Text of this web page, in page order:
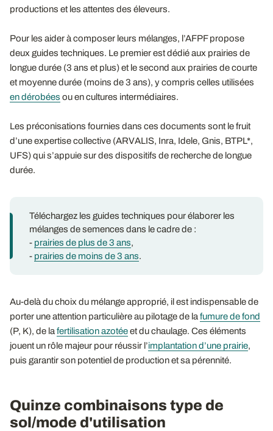
productions et les attentes des éleveurs.
Pour les aider à composer leurs mélanges, l’AFPF propose
deux guides techniques. Le premier est dédié aux prairies de
longue durée (3 ans et plus) et le second aux prairies de courte
et moyenne durée (moins de 3 ans), y compris celles utilisées
en dérobées ou en cultures intermédiaires.
Les préconisations fournies dans ces documents sont le fruit
d’une expertise collective (ARVALIS, Inra, Idele, Gnis, BTPL*,
UFS) qui s’appuie sur des dispositifs de recherche de longue
durée.
Téléchargez les guides techniques pour élaborer les
mélanges de semences dans le cadre de :
- prairies de plus de 3 ans,
- prairies de moins de 3 ans.
Au-delà du choix du mélange approprié, il est indispensable de
porter une attention particulière au pilotage de la fumure de fond
(P, K), de la fertilisation azotéeet du chaulage. Ces éléments
jouent un rôle majeur pour réussir l’implantation d’une prairie,
puis garantir son potentiel de production et sa pérennité.
Quinze combinaisons type de
sol/mode d'utilisation